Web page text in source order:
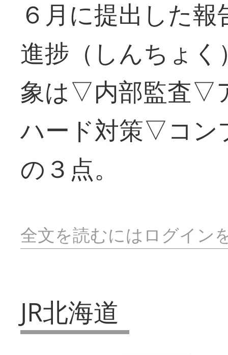
６月に提出した
進捗（しんちょ
象は▽内部監査▽
ハード対策▽コ
の３点。
全文を読むにはログイン
JR北海道